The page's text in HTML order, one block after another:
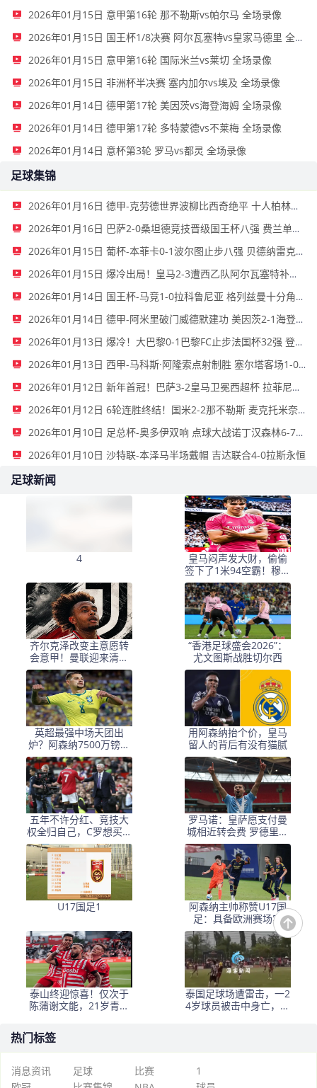
2026年01月15日 意甲第16轮 那不勒斯vs帕尔马 全场录像
2026年01月15日 国王杯1/8决赛 阿尔瓦塞特vs皇家马德里 全场录像
2026年01月15日 意甲第16轮 国际米兰vs莱切 全场录像
2026年01月15日 非洲杯半决赛 塞内加尔vs埃及 全场录像
2026年01月14日 德甲第17轮 美因茨vs海登海姆 全场录像
2026年01月14日 德甲第17轮 多特蒙德vs不莱梅 全场录像
2026年01月14日 意杯第3轮 罗马vs都灵 全场录像
足球集锦
2026年01月16日 德甲-克劳德世界波柳比西奇绝平 十人柏林联合1-1奥格斯堡
2026年01月16日 巴萨2-0桑坦德竞技晋级国王杯八强 费兰单刀球破门亚马尔建功
2026年01月15日 葡杯-本菲卡0-1波尔图止步八强 贝德纳雷克制胜帕夫利季斯失良机
2026年01月15日 爆冷出局！皇马2-3遭西乙队阿尔瓦塞特补时绝杀 无缘国王杯8强
2026年01月14日 国王杯-马竞1-0拉科鲁尼亚 格列兹曼十分角任意球破门+远射中横梁
2026年01月14日 德甲-阿米里破门威德默建功 美因茨2-1海登海姆
2026年01月13日 爆冷！大巴黎0-1巴黎FC止步法国杯32强 登贝莱失单刀埃梅里中框
2026年01月13日 西甲-马科斯·阿隆索点射制胜 塞尔塔客场1-0塞维利亚
2026年01月12日 新年首冠！巴萨3-2皇马卫冕西超杯 拉菲尼亚双响维尼修斯一条龙
2026年01月12日 6轮连胜终结！国米2-2那不勒斯 麦克托米奈双响恰20点射孔蒂染红
2026年01月10日 足总杯-奥多伊双响 点球大战诺丁汉森林6-7雷克瑟姆
2026年01月10日 沙特联-本泽马半场戴帽 吉达联合4-0拉斯永恒
足球新闻
4
皇马闷声发大财，偷偷
签下了1米94空霸！穆里
尼奥声称半年踢爆西甲
齐尔克泽改变主意愿转
会意甲！曼联迎来清洗
良机，或因拉什福德回
归
“香港足球盛会2026”：
尤文图斯战胜切尔西
英超最强中场天团出
炉？阿森纳7500万镑签
吉马良斯，赖斯不孤单
了
用阿森纳抬个价，皇马
留人的背后有没有猫腻
五年不许分红、竞技大
权全归自己，C罗想买曼
联的要求，比格雷泽还
要狠得多
罗马诺：皇萨愿支付曼
城相近转会费 罗德里有
最终决定权
U17国足1
阿森纳主帅称赞U17国
足：具备欧洲赛场实
力，两位球员特别突出
泰山终迎惊喜！仅次于
陈蒲谢文能，21岁青妖
泰国足球场遭雷击，一2
4岁球员被击中身亡，身
热门标签
消息资讯 足球 比赛
1